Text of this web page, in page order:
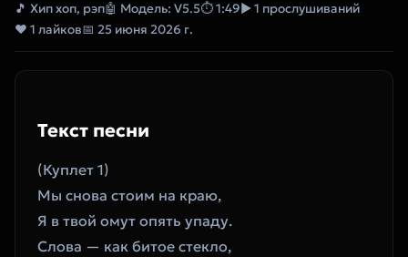
🎵 Хип хоп, рэп🤖 Модель: V5.5⏱ 1:49▶ 1 прослушиваний
❤ 1 лайков📅 25 июня 2026 г.
Текст песни
​(Куплет 1)
Мы снова стоим на краю,
Я в твой омут опять упаду.
Слова — как битое стекло,